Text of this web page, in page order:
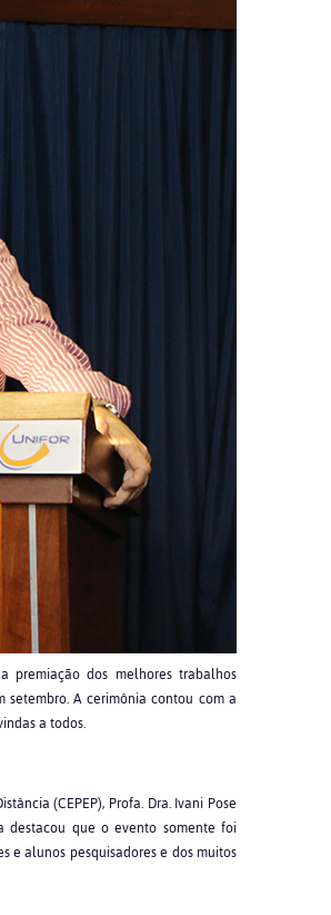
dos melhores trabalhos
setembro. A cerimônia contou com a
a todos.
(CEPEP), Profa. Dra. Ivani Pose
destacou que o evento somente foi
e alunos pesquisadores e dos muitos